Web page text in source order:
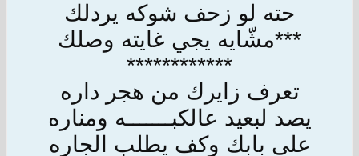
حته لو زحف شوكه يردلك
***مشّايه يجي غايته وصلك
************
تعرف زايرك من هجر داره
يصد لبعيد عالكبـــــــه ومناره
على بابك وكف يطلب الجاره